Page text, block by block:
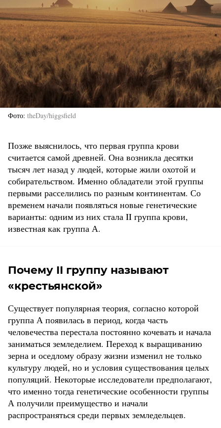
Фото theDay/higgsfield
Позже выяснилось, что первая группа крови
считается самой древней. Она возникла десятки
тысяч лет назад у людей, которые жили охотой и
собирательством. Именно обладатели этой группы
первыми расселились по разным континентам. Со
временем начали появляться новые генетические
варианты: одним из них стала II группа крови,
известная как группа А.
Почему II группу называют
«крестьянской»
Существует популярная теория, согласно которой
группа А появилась в период, когда часть
человечества перестала постоянно кочевать и начала
заниматься земледелием. Переход к выращиванию
зерна и оседлому образу жизни изменил не только
культуру людей, но и условия существования целых
популяций. Некоторые исследователи предполагают,
что именно тогда генетические особенности группы
А получили преимущество и начали
распространяться среди первых земледельцев.